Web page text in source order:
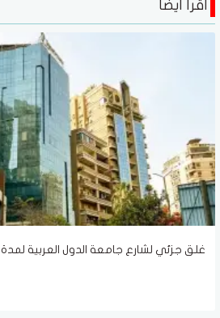
اقرأ أيضا
غلق جزئي لشارع جامعة الدول العربية لمدة ٣ أيام